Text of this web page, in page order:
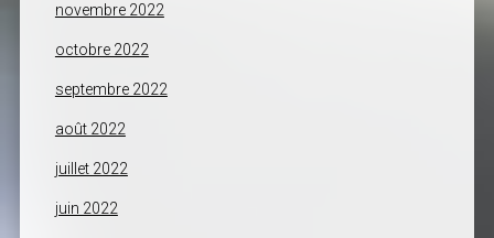
novembre 2022
octobre 2022
septembre 2022
août 2022
juillet 2022
juin 2022